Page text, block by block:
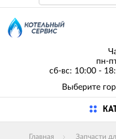
пн-
сб-вс: 10:00 -
Выберите
Главная
Запчасти